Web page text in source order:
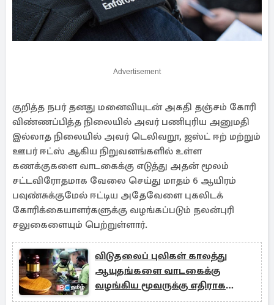
Advertisement
குறித்த நபர் தனது மனைவியுடன் அகதி தஞ்சம் கோரி
விண்ணப்பித்த நிலையில் அவர் பணிபுரிய அனுமதி
இல்லாத நிலையில் அவர் டெலிவறூ, ஜஸ்ட் ஈற் மற்றும்
ஊபர் ஈட்ஸ் ஆகிய நிறுவனங்களில் உள்ள
கணக்குகளை வாடகைக்கு எடுத்து அதன் மூலம்
சட்டவிரோதமாக வேலை செய்து மாதம் 6 ஆயிரம்
பவுண்சுக்குமேல் ஈட்டிய அதேவேளை புகலிடக்
கோரிக்கையாளர்களுக்கு வழங்கப்படும் நலன்புரி
சலுகைளையும் பெற்றுள்ளார்.
விடுதலைப் புலிகள் காலத்து
ஆயுதங்களை வாடகைக்கு
வழங்கிய மூவருக்கு எதிராக
பாயும் சட்டம்